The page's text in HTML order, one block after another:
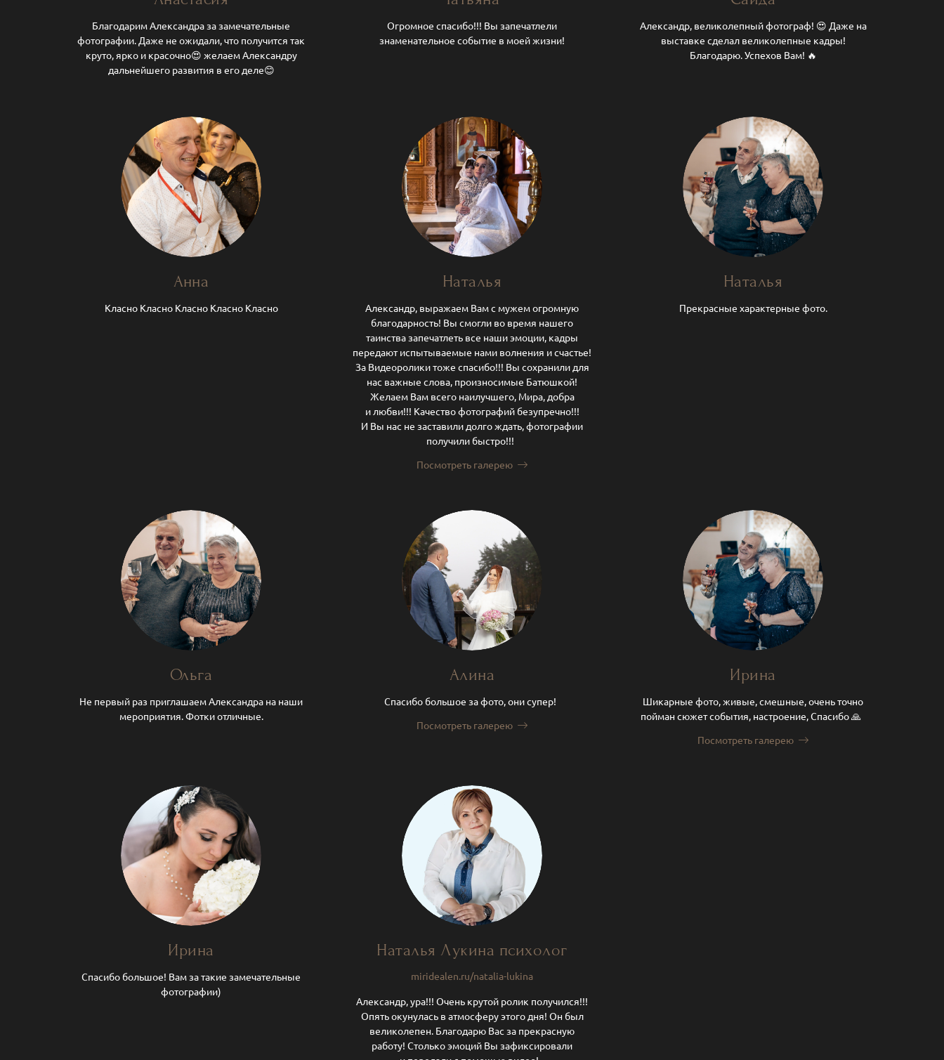
Благодарим Александра за замечательные
фотографии. Даже не ожидали, что получится так
круто, ярко и красочно😍 желаем Александру
дальнейшего развития в его деле😊
Огромное спасибо!!! Вы запечатлели
знаменательное событие в моей жизни!
Александр, великолепный фотограф! 😍 Даже на
выставке сделал великолепные кадры!
Благодарю. Успехов Вам! 🔥
Анна
Класно Класно Класно Класно Класно
Наталья
Александр, выражаем Вам с мужем огромную
благодарность! Вы смогли во время нашего
таинства запечатлеть все наши эмоции, кадры
передают испытываемые нами волнения и счастье!
За Видеоролики тоже спасибо!!! Вы сохранили для
нас важные слова, произносимые Батюшкой!
Желаем Вам всего наилучшего, Мира, добра
и любви!!! Качество фотографий безупречно!!!
И Вы нас не заставили долго ждать, фотографии
получили быстро!!!
Посмотреть галерею
Наталья
Прекрасные характерные фото.
Ольга
Не первый раз приглашаем Александра на наши
мероприятия. Фотки отличные.
Алина
Спасибо большое за фото, они супер!
Посмотреть галерею
Ирина
Шикарные фото, живые, смешные, очень точно
пойман сюжет события, настроение, Спасибо 🙏
Посмотреть галерею
Ирина
Спасибо большое! Вам за такие замечательные
фотографии)
Наталья Лукина психолог
miridealen.ru/natalia-lukina
Александр, ура!!! Очень крутой ролик получился!!!
Опять окунулась в атмосферу этого дня! Он был
великолепен. Благодарю Вас за прекрасную
работу! Столько эмоций Вы зафиксировали